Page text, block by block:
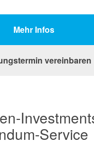
Mehr Infos
vereinbaren
Service